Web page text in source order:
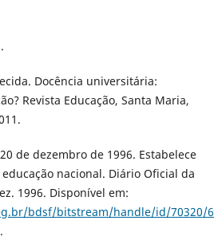
Docência universitária:
Revista Educação, Santa Maria,
de dezembro de 1996. Estabelece
nacional. Diário Oficial da
1996. Disponível em:
bdsf/bitstream/handle/id/70320/